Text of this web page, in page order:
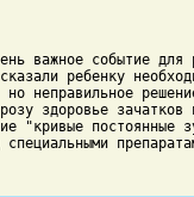
важное событие
ребенку
неправильное
здоровье
"кривые постоянные